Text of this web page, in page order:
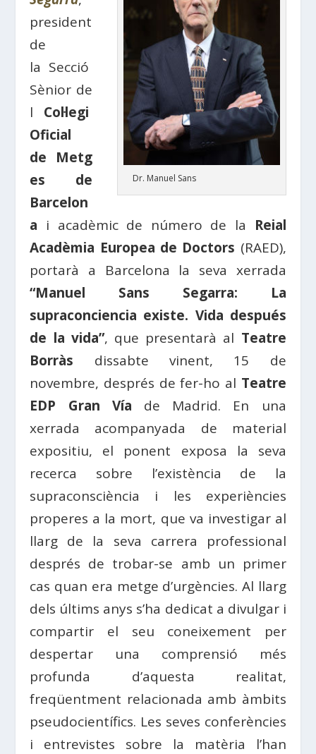
Dr. Manuel Sans
president
de
la Secció
Sènior de
l Col·legi
Oficial
de Metg
es de
Barcelon
a i acadèmic de número de la Reial
Acadèmia Europea de Doctors (RAED),
portarà a Barcelona la seva xerrada
“Manuel Sans Segarra: La
supraconciencia existe. Vida después
de la vida”, que presentarà al Teatre
Borràs dissabte vinent, 15 de
novembre, després de fer-ho al Teatre
EDP Gran Vía de Madrid. En una
xerrada acompanyada de material
expositiu, el ponent exposa la seva
recerca sobre l’existència de la
supraconsciència i les experiències
properes a la mort, que va investigar al
llarg de la seva carrera professional
després de trobar-se amb un primer
cas quan era metge d’urgències. Al llarg
dels últims anys s’ha dedicat a divulgar i
compartir el seu coneixement per
despertar una comprensió més
profunda d’aquesta realitat,
freqüentment relacionada amb àmbits
pseudocientífics. Les seves conferències
i entrevistes sobre la matèria l’han